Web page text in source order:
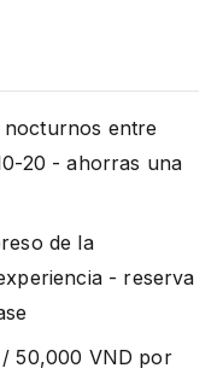
nocturnos entre
20 - ahorras una
de la
- reserva
/ 50,000 VND por